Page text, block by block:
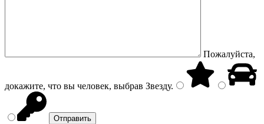
Пожалуйста,
докажите, что вы человек, выбрав Звезду.